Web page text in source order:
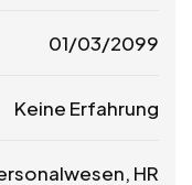
01/03/2099
Keine Erfahrung
HR